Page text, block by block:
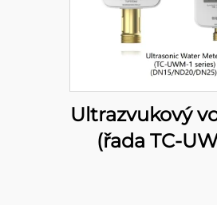
Ultrazvukový
(řada TC-